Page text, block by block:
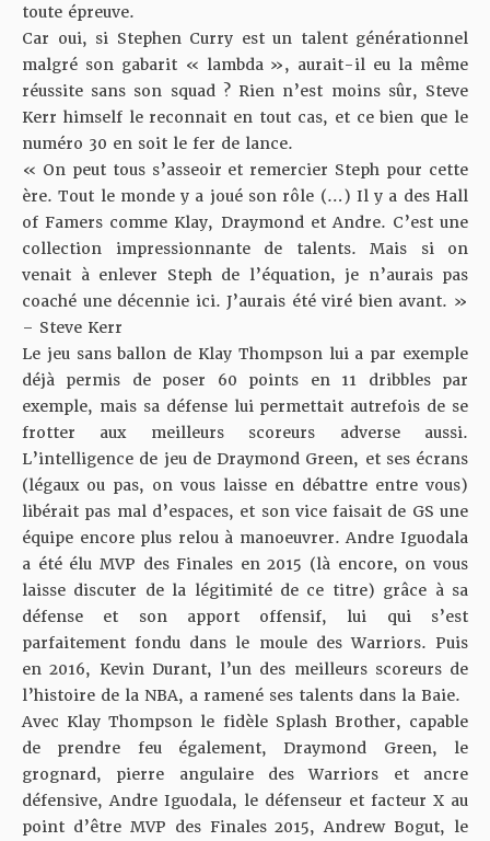
toute épreuve.
Car oui, si Stephen Curry est un talent générationnel
malgré son gabarit « lambda », aurait-il eu la même
réussite sans son squad ? Rien n’est moins sûr, Steve
Kerr himself le reconnait en tout cas, et ce bien que le
numéro 30 en soit le fer de lance.
« On peut tous s’asseoir et remercier Steph pour cette
ère. Tout le monde y a joué son rôle (…) Il y a des Hall
of Famers comme Klay, Draymond et Andre. C’est une
collection impressionnante de talents. Mais si on
venait à enlever Steph de l’équation, je n’aurais pas
coaché une décennie ici. J’aurais été viré bien avant. »
– Steve Kerr
Le jeu sans ballon de Klay Thompson lui a par exemple
déjà permis de poser 60 points en 11 dribblespar
exemple, mais sa défense lui permettait autrefois de se
frotter aux meilleurs scoreurs adverse aussi.
L’intelligence de jeu de Draymond Green, et ses écrans
(légaux ou pas, on vous laisse en débattre entre vous)
libérait pas mal d’espaces, et son vice faisait de GS une
équipe encore plus relou à manoeuvrer. Andre Iguodala
a été élu MVP des Finales en 2015 (là encore, on vous
laisse discuter de la légitimité de ce titre) grâce à sa
défense et son apport offensif, lui qui s’est
parfaitement fondu dans le moule des Warriors. Puis
en 2016, Kevin Durant, l’un des meilleurs scoreurs de
l’histoire de la NBA, a ramené ses talents dans la Baie.
Avec Klay Thompson le fidèle Splash Brother, capable
de prendre feu également, Draymond Green, le
grognard, pierre angulaire des Warriors et ancre
défensive, Andre Iguodala, le défenseur et facteur X au
point d’être MVP des Finales 2015, Andrew Bogut, le